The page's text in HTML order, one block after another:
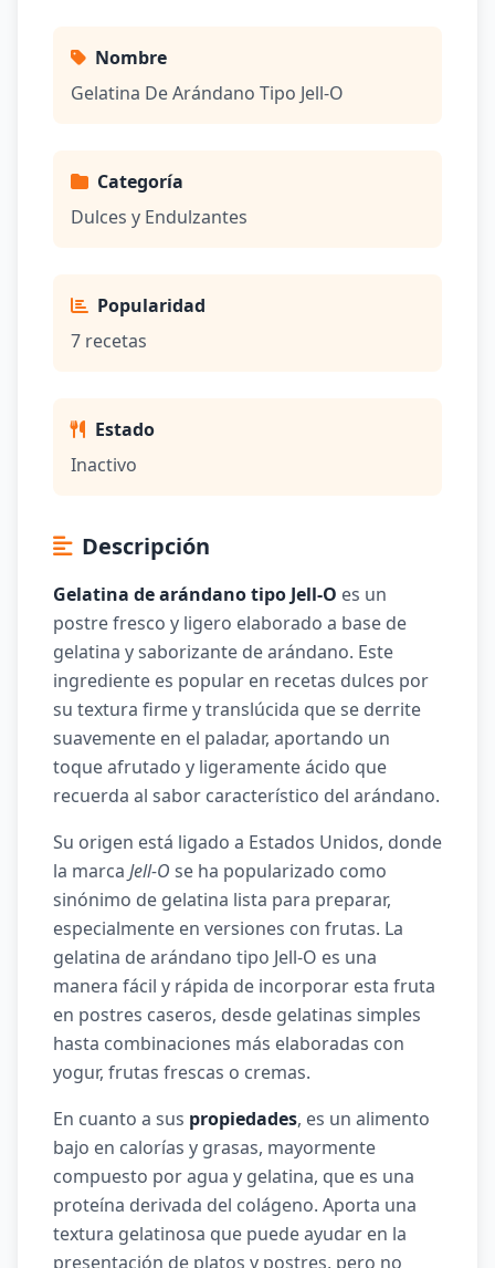
Nombre
Gelatina De Arándano Tipo Jell-O
Categoría
Dulces y Endulzantes
Popularidad
7 recetas
Estado
Inactivo
Descripción
Gelatina de arándano tipo Jell-O es un
postre fresco y ligero elaborado a base de
gelatina y saborizante de arándano. Este
ingrediente es popular en recetas dulces por
su textura firme y translúcida que se derrite
suavemente en el paladar, aportando un
toque afrutado y ligeramente ácido que
recuerda al sabor característico del arándano.
Su origen está ligado a Estados Unidos, donde
la marca Jell-O se ha popularizado como
sinónimo de gelatina lista para preparar,
especialmente en versiones con frutas. La
gelatina de arándano tipo Jell-O es una
manera fácil y rápida de incorporar esta fruta
en postres caseros, desde gelatinas simples
hasta combinaciones más elaboradas con
yogur, frutas frescas o cremas.
En cuanto a sus propiedades, es un alimento
bajo en calorías y grasas, mayormente
compuesto por agua y gelatina, que es una
proteína derivada del colágeno. Aporta una
textura gelatinosa que puede ayudar en la
presentación de platos y postres, pero no